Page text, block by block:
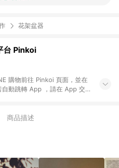
花架盆器
台 Pinkoi
購物前往 Pinkoi 頁面，並在
動跳轉 App ，請在 App 交
，例如首購優惠，P coins，
此限。 6. APP 請更新至
品，禮物卡，開館保證金，補
商品描述